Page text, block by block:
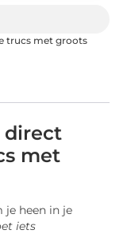
trucs met groots
direct
met
je heen in je
iets